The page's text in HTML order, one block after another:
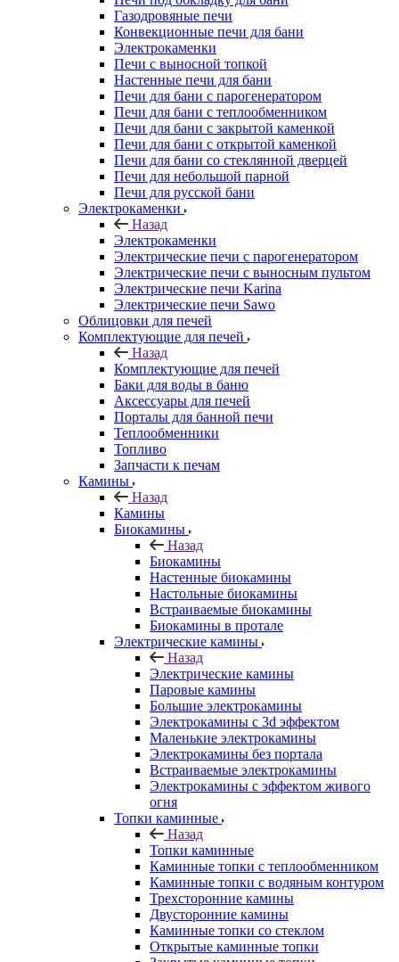
Газодровяные печи
Конвекционные печи для бани
Электрокаменки
Печи с выносной топкой
Настенные печи для бани
Печи для бани с парогенератором
Печи для бани с теплообменником
Печи для бани с закрытой каменкой
Печи для бани с открытой каменкой
Печи для бани со стеклянной дверцей
Печи для небольшой парной
Печи для русской бани
Электрокаменки
Назад
Электрокаменки
Электрические печи с парогенератором
Электрические печи с выносным пультом
Электрические печи Karina
Электрические печи Sawo
Облицовки для печей
Комплектующие для печей
Назад
Комплектующие для печей
Баки для воды в баню
Аксессуары для печей
Порталы для банной печи
Теплообменники
Топливо
Запчасти к печам
Камины
Назад
Камины
Биокамины
Назад
Биокамины
Настенные биокамины
Настольные биокамины
Встраиваемые биокамины
Биокамины в протале
Электрические камины
Назад
Электрические камины
Паровые камины
Большие электрокамины
Электрокамины с 3d эффектом
Маленькие электрокамины
Электрокамины без портала
Встраиваемые электрокамины
Электрокамины с эффектом живого
огня
Топки каминные
Назад
Топки каминные
Каминные топки с теплообменником
Каминные топки с водяным контуром
Трехсторонние камины
Двусторонние камины
Каминные топки со стеклом
Открытые каминные топки